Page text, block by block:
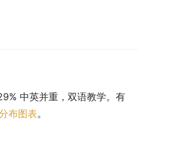
中英并重，双语教学。有
布图表。